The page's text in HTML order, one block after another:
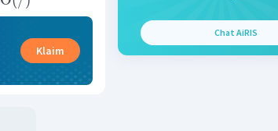
Klaim
Chat AiRIS